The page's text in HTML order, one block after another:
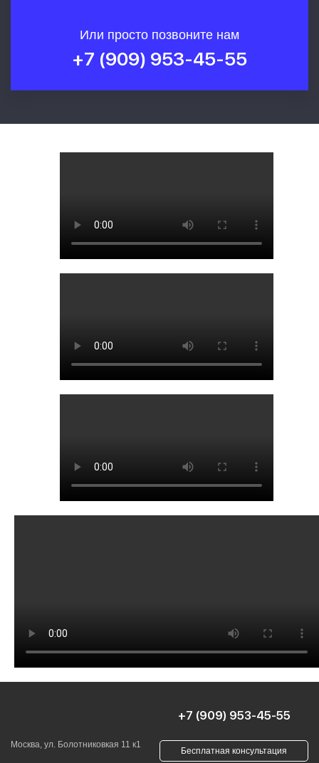
Или просто позвоните нам
+7 (909) 953-45-55
Москва, ул. Болотниковкая 11 к1
+7 (909) 953-45-55
Бесплатная консультация